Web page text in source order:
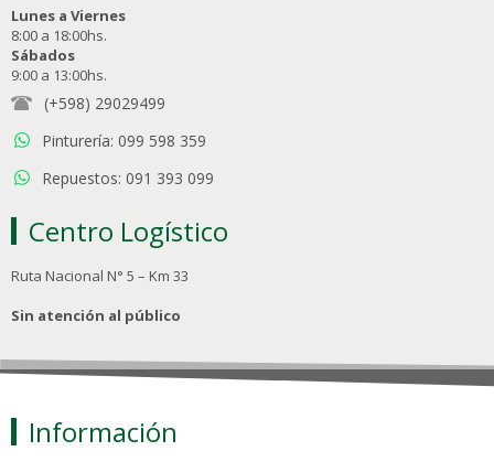
Lunes a Viernes
8:00 a 18:00hs.
Sábados
9:00 a 13:00hs.
(+598) 29029499
Pinturería: 099 598 359
Repuestos: 091 393 099
Centro Logístico
Ruta Nacional N° 5 – Km 33
Sin atención al público
Información